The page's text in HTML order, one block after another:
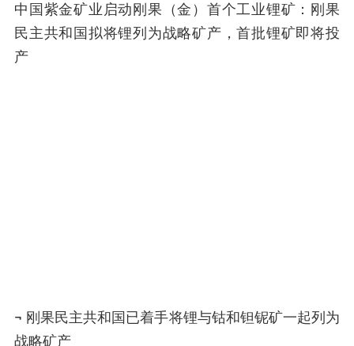
中国紫金矿业启动刚果（金）首个工业锂矿：刚果
民主共和国拟将锂列为战略矿产，首批锂矿即将投
产
¬ 刚果民主共和国已着手将锂与钴和钽铌矿一起列为
战略矿产